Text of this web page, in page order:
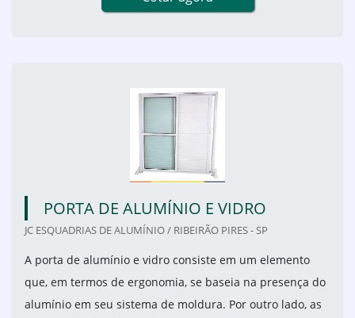
PORTA DE ALUMÍNIO E VIDRO
JC ESQUADRIAS DE ALUMÍNIO / RIBEIRÃO PIRES - SP
A porta de alumínio e vidro consiste em um elemento
que, em termos de ergonomia, se baseia na presença do
alumínio em seu sistema de moldura. Por outro lado, as